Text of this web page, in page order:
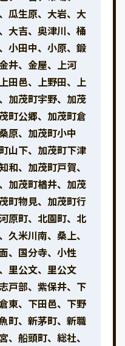
瓜生原、大岩、大
大吉、奥津川、桶
小田中、小原、鍛
井、金屋、上河
田邑、上野田、上
加茂町宇野、加茂
町公郷、加茂町倉
原、加茂町小中
山下、加茂町下津
和、加茂町戸賀、
加茂町楢井、加茂
町物見、加茂町行
原町、北園町、北
久米川南、桑上、
、国分寺、小性
里公文、里公文
戸部、紫保井、下
東、下田邑、下野
町、新茅町、新職
、船頭町、総社、